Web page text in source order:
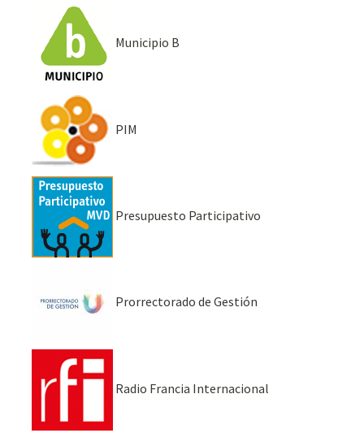
Municipio B
PIM
Presupuesto Participativo
Prorrectorado de Gestión
Radio Francia Internacional